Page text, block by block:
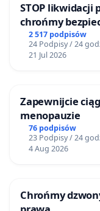
STOP likwidacji
chrońmy
2 517 podpisów
24 Podpisy / 24
21 Jul 2026
Zapewnijcie
menopauzie
76 podpisów
23 Podpisy / 24
4 Aug 2026
Chrońmy